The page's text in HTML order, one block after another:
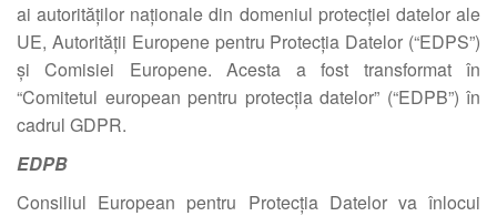
ai autorităților naționale din domeniul protecției datelor ale
UE, Autorității Europene pentru Protecția Datelor (“EDPS”)
și Comisiei Europene. Acesta a fost transformat în
“Comitetul european pentru protecția datelor” (“EDPB”) în
cadrul GDPR.
EDPB
Consiliul European pentru Protecția Datelor va înlocui